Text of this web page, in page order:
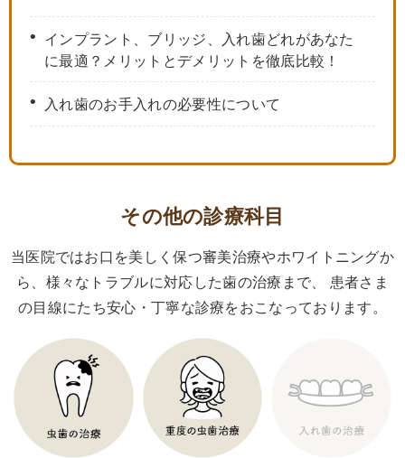
インプラント、ブリッジ、入れ歯どれがあなた
に最適？メリットとデメリットを徹底比較！
入れ歯のお手入れの必要性について
その他の診療科目
当医院ではお口を美しく保つ審美治療やホワイトニングか
ら、様々なトラブルに対応した歯の治療まで、
患者さま
の目線にたち安心・丁寧な診療をおこなっております。